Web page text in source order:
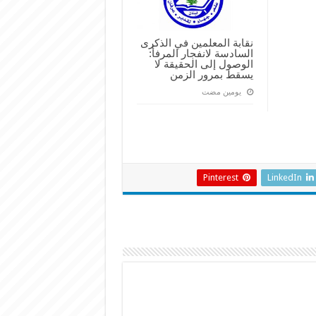
نقابة المعلمين في الذكرى
السادسة لانفجار المرفأ:
الوصول إلى الحقيقة لا
يسقط بمرور الزمن
‏يومين مضت
LinkedIn
Pinterest